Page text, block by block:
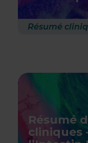
Résumé
Résumé
cliniques